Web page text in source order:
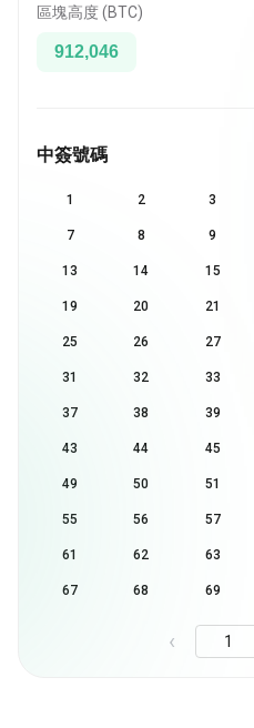
區塊高度 (BTC)
912,046
中簽號碼
1 2 3
7 8 9
13 14 15
19 20 21
25 26 27
31 32 33
37 38 39
43 44 45
49 50 51
55 56 57
61 62 63
67 68 69